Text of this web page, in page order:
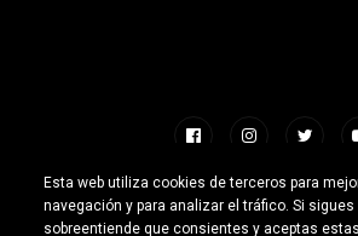
Hecho con 🧡 por Emilio Ferreiro |CC-BY-
Esta web utiliza cookies de terceros para
navegación y para analizar el tráfico. Si
sobreentiende que consientes y aceptas